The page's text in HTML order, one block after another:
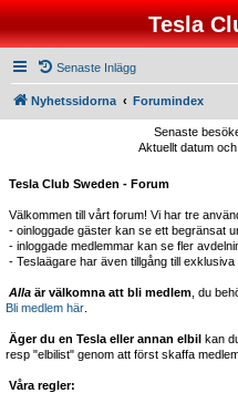
Tesla
Senaste Inlägg
Nyhetssidorna Forumindex
Senaste
Aktuellt datum
Tesla Club Sweden - Forum
Välkommen till vårt forum! Vi har tre
- oinloggade gäster kan se ett begränsat
- inloggade medlemmar kan se fler
- Teslaägare har även tillgång till
Alla är välkomna att bli medlem , du
Bli medlem här
Äger du en Tesla eller annan elbil kan
resp "elbilist" genom att först skaffa
Våra regler: